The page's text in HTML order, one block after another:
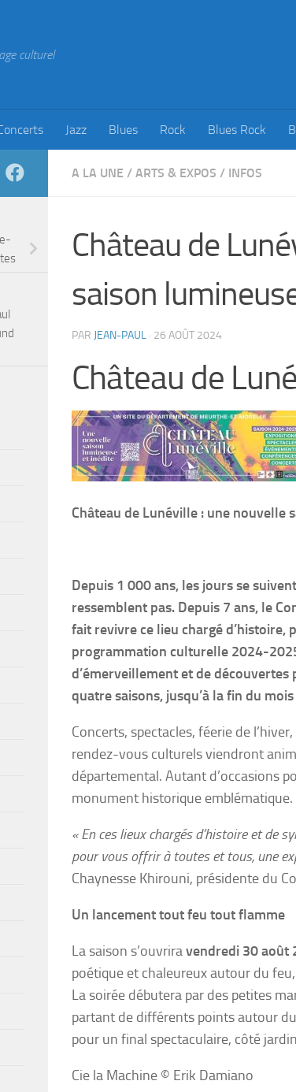
culturel
Jazz Blues Rock Blues Rock
A LA UNE / ARTS & EXPOS / INFOS
Château de
saison
PAR JEAN-PAUL · 26 AOÛT 2024
Château de
Château de Lunéville : une nouvelle
Depuis 1 000 ans, les jours se
ressemblent pas. Depuis 7 ans, le
fait revivre ce lieu chargé d’histoire,
programmation culturelle 2024-
d’émerveillement et de
quatre saisons, jusqu’à la fin du
Concerts, spectacles, féerie de
rendez-vous culturels viendront
départemental. Autant d’occasions
monument historique emblématique.
« En ces lieux chargés d’histoire et de
pour vous offrir à toutes et tous, une
Chaynesse Khirouni, présidente du
Un lancement tout feu tout flamme
La saison s’ouvriravendredi 30 août
poétique et chaleureux autour du
La soirée débutera par des petites
partant de différents points autour
pour un final spectaculaire, côté
Cie la Machine © Erik Damiano